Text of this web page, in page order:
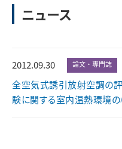
ニュース
2012.09.30 論文・専門誌
全空気式誘引放射空調の
験に関する室内温熱環境